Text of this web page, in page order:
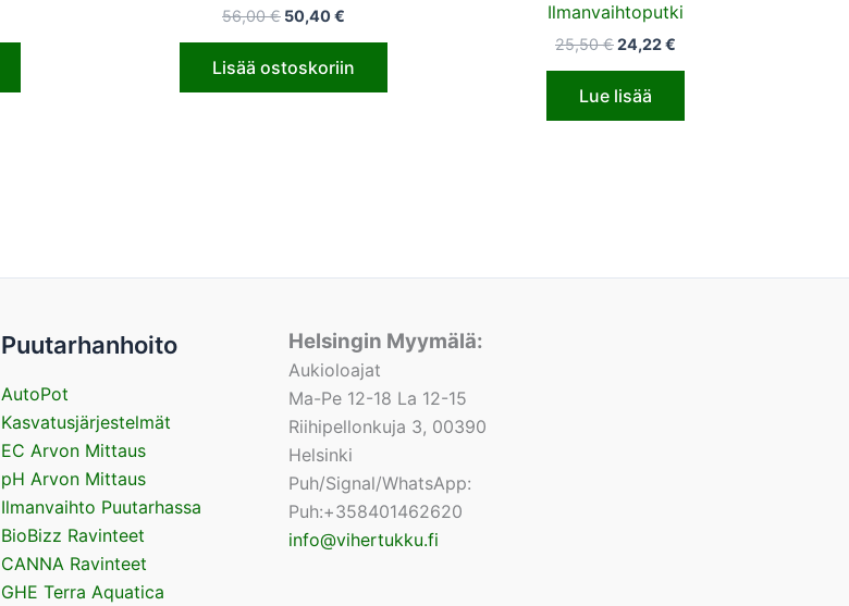
56,00€ 50,40€
Lisää ostoskoriin
Ilmanvaihtoputki
25,50€24,22€
Lue lisää
Puutarhanhoito
AutoPot
Kasvatusjärjestelmät
EC Arvon Mittaus
pH Arvon Mittaus
Ilmanvaihto Puutarhassa
BioBizz Ravinteet
CANNA Ravinteet
GHE Terra Aquatica
Helsingin Myymälä:
Aukioloajat
Ma-Pe 12-18 La 12-15
Riihipellonkuja 3, 00390
Helsinki
Puh/Signal/WhatsApp:
Puh:+358401462620
info@vihertukku.fi